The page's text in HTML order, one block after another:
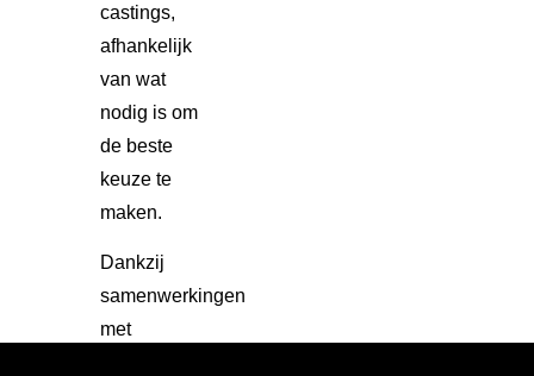
castings,
afhankelijk
van wat
nodig is om
de beste
keuze te
maken.
Dankzij
samenwerkingen
met